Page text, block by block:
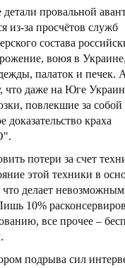
провальной
из-за просчётов служб
состава
воюя в
палаток и печек.
что даже на Юге
повлекшие за собой
доказательство краха
потери за счет
этой техники в
что делает
10%
все прочее –
подрыва сил